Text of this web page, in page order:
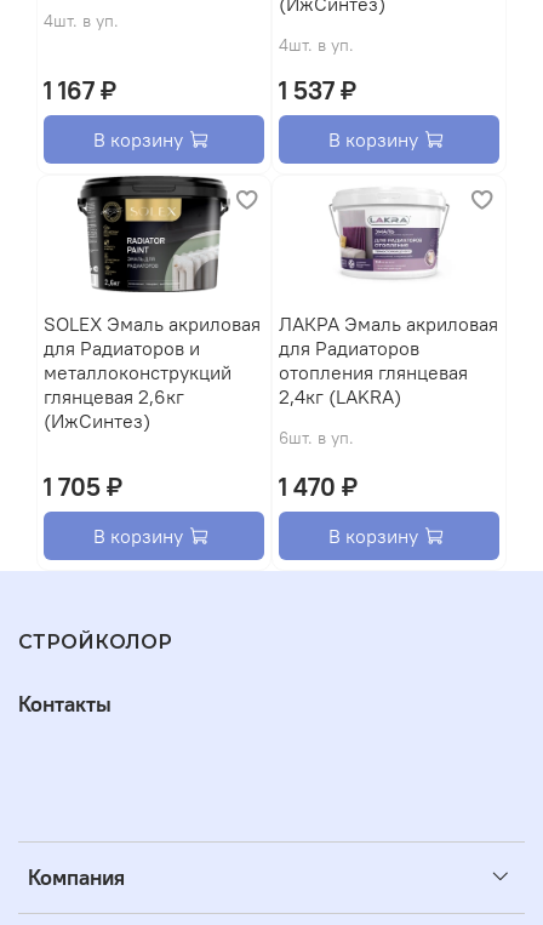
4шт. в уп.
1 167 ₽
В корзину
4шт. в уп.
1 537 ₽
В корзину
SOLEX Эмаль акриловая
для Радиаторов и
металлоконструкций
глянцевая 2,6кг
(ИжСинтез)
1 705 ₽
В корзину
ЛАКРА Эмаль акриловая
для Радиаторов
отопления глянцевая
2,4кг (LAKRA)
6шт. в уп.
1 470 ₽
В корзину
СТРОЙКОЛОР
Компания
Контакты